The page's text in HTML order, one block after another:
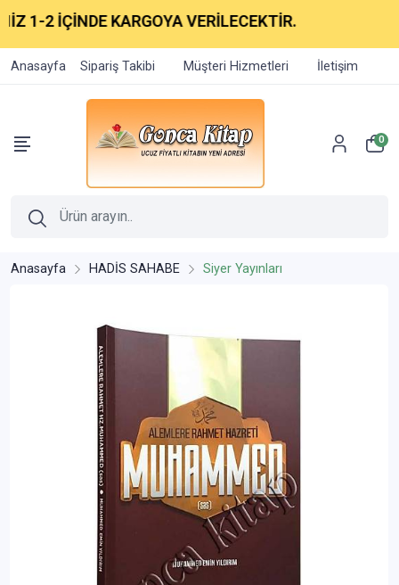
2 İÇİNDE KARGOYA VERİLECEKTİR.
Anasayfa Sipariş Takibi Müşteri Hizmetleri İletişim
0
Anasayfa HADİS SAHABE Siyer Yayınları